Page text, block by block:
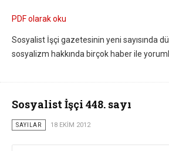
PDF olarak oku
Sosyalist İşçi gazetesinin yeni sayısında
sosyalizm hakkında birçok haber ile
Sosyalist İşçi 448. sayı
SAYILAR 18 EKIM 2012